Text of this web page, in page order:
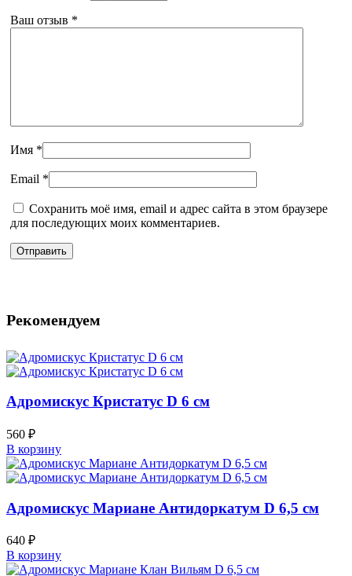
Ваш отзыв *
Имя *
Email *
Сохранить моё имя, email и адрес сайта в этом браузере
для последующих моих комментариев.
Рекомендуем
Адромискус Кристатус D 6 см
560 ₽
В корзину
Адромискус Мариане Антидоркатум D 6,5 см
640 ₽
В корзину